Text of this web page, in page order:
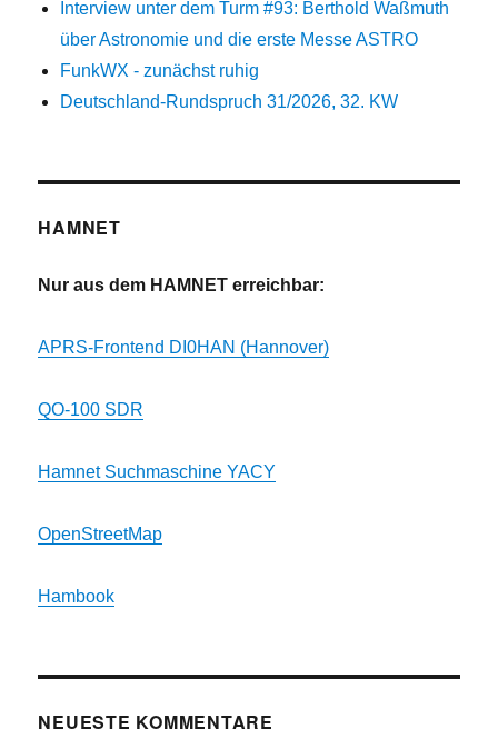
Interview unter dem Turm #93: Berthold Waßmuth
über Astronomie und die erste Messe ASTRO
FunkWX - zunächst ruhig
Deutschland-Rundspruch 31/2026, 32. KW
HAMNET
Nur aus dem HAMNET erreichbar:
APRS-Frontend DI0HAN (Hannover)
QO-100 SDR
Hamnet Suchmaschine YACY
OpenStreetMap
Hambook
NEUESTE KOMMENTARE